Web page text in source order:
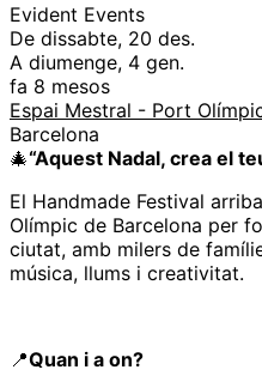
Evident Events
De dissabte, 20 des.
A diumenge, 4 gen.
fa 8 mesos
Espai Mestral - Port
Barcelona
🎄“Aquest Nadal, crea el
El Handmade Festival
Olímpic de Barcelona per
ciutat, amb milers de
música, llums i creativitat.
📍Quan i a on?